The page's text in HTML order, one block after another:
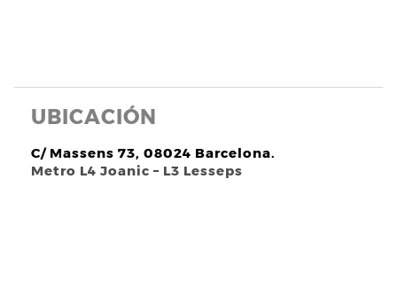
UBICACIÓN
C/ Massens 73, 08024 Barcelona.
Metro L4 Joanic – L3 Lesseps